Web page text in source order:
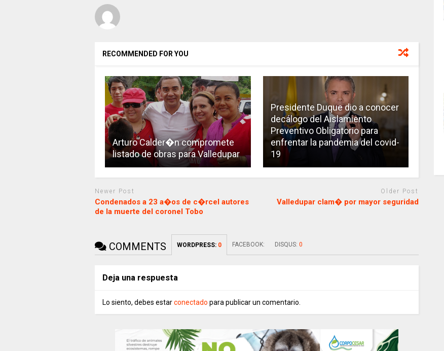
RECOMMENDED FOR YOU
Arturo Calder�n compromete
listado de obras para Valledupar
Presidente Duque dio a conocer
decálogo del Aislamiento
Preventivo Obligatorio para
enfrentar la pandemia del covid-
19
Newer Post
Condenados a 23 a�os de c�rcel autores
de la muerte del coronel Tobo
Older Post
Valledupar clam� por mayor seguridad
COMMENTS WORDPRESS: 0 FACEBOOK: DISQUS: 0
Deja una respuesta
Lo siento, debes estarconectado para publicar un comentario.